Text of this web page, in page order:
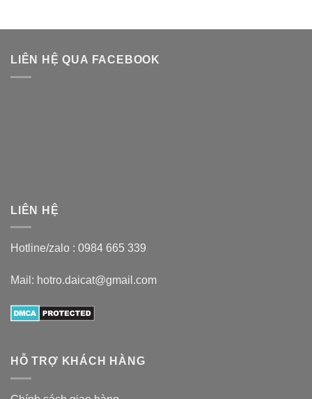
LIÊN HỆ QUA FACEBOOK
LIÊN HỆ
Hotline/zalo : 0984 665 339
Mail: hotro.daicat@gmail.com
HỖ TRỢ KHÁCH HÀNG